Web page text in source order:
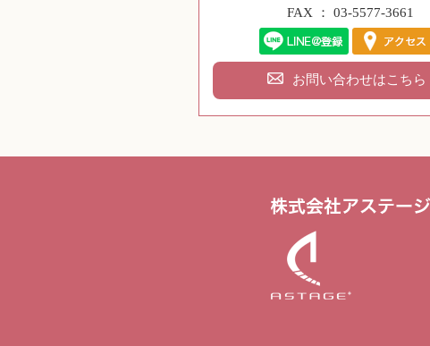
FAX ： 03-5577-3661
お問い合わせはこちら